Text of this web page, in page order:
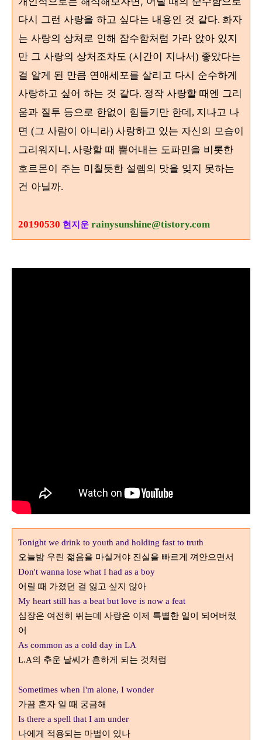
다시 그런 사랑을 하고 싶다는 내용인 것 같다. 화자
는 사랑의 상처로 인해 잠수함처럼 가라 앉아 있지
만 그 사랑의 상처조차도 (시간이 지나서) 좋았다는
걸 알게 된 만큼 연애세포를 살리고 다시 순수하게
사랑하고 싶어 하는 것 같다. 정작 사랑할 때엔 그리
움과 질투 등으로 한없이 힘들기만 한데, 지나고 나
면 (그 사람이 아니라) 사랑하고 있는 자신의 모습이
그리워지니, 사랑할 때 뿜어내는 도파민을 비롯한
호르몬이 주는 미칠듯한 설렘의 맛을 잊지 못하는
건 아닐까.
20190530 현지운 rainysunshine@tistory.com
Tonight we drink to youth and holding fast to truth
오늘밤 우린 젊음을 마실거야 진실을 빠르게 껴안으면서
Don't wanna lose what I had as a boy
어릴 때 가졌던 걸 잃고 싶지 않아
My heart still has a beat but love is now a feat
심장은 여전히 뛰는데 사랑은 이제 특별한 일이 되어버렸
어
As common as a cold day in LA
L.A의 추운 날씨가 흔하게 되는 것처럼
Sometimes when I'm alone, I wonder
가끔 혼자 일 때 궁금해
Is there a spell that I am under
나에게 적용되는 마법이 있나